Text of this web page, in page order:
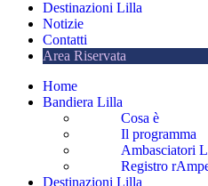
Destinazioni Lilla
Notizie
Contatti
Area Riservata
Home
Bandiera Lilla
Cosa è
Il programma
Ambasciatori
Registro
Destinazioni Lilla